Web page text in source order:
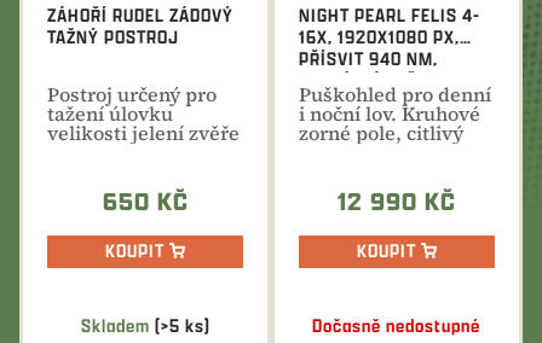
Skladem (>5 ks)
ZÁHOŘÍ RUDEL ZÁDOVÝ
TAŽNÝ POSTROJ
Postroj určený pro
tažení úlovku
velikosti jelení zvěře
nebo jiného
650 KČ
KOUPIT
Dočasně nedostupné
NIGHT PEARL FELIS 4-
16X, 1920X1080 PX,
PŘÍSVIT 940 NM,
DIGITÁLNÍ PUŠKOHLED
Puškohled pro denní
i noční lov. Kruhové
zorné pole, citlivý
snímač, výkonná...
12 990 KČ
KOUPIT